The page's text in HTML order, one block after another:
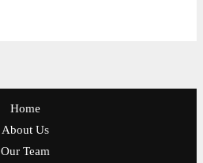
Home
About Us
Our Team